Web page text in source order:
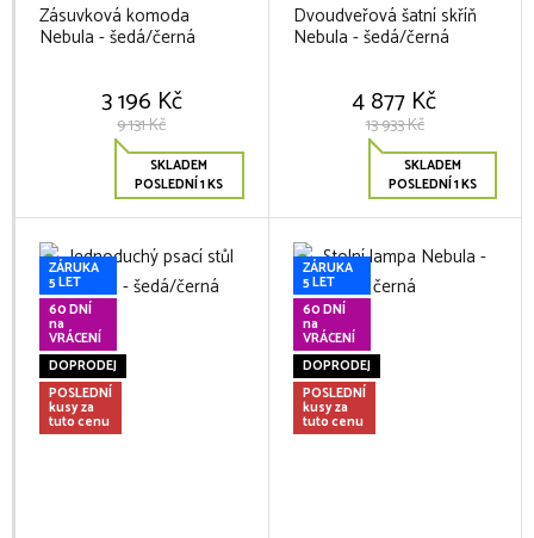
Zásuvková komoda
Nebula - šedá/černá
3 196 Kč
9 131 Kč
SKLADEM
POSLEDNÍ 1 KS
Dvoudveřová šatní skříň
Nebula - šedá/černá
4 877 Kč
13 933 Kč
SKLADEM
POSLEDNÍ 1 KS
ZÁRUKA
5 LET
60 DNÍ
na
VRÁCENÍ
DOPRODEJ
POSLEDNÍ
kusy za
tuto cenu
ZÁRUKA
5 LET
60 DNÍ
na
VRÁCENÍ
DOPRODEJ
POSLEDNÍ
kusy za
tuto cenu